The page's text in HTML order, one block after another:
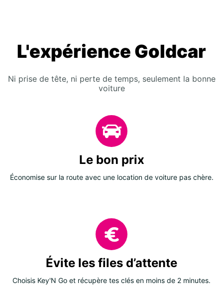
L'expérience Goldcar
Ni prise de tête, ni perte de temps, seulement la bonne
voiture
Le bon prix
Économise sur la route avec une location de voiture pas chère.
Évite les files d’attente
Choisis Key'N Go et récupère tes clés en moins de 2 minutes.